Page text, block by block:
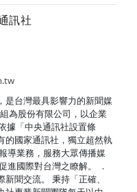
訊社
是台灣最具影響力的新聞媒
為股份有限公司，以企業
據「中央通訊社設置條
的國家通訊社，獨立超然執
導業務，服務大眾傳播媒
進國際對台灣之瞭解。 ．
聞交流。 秉持「正確、